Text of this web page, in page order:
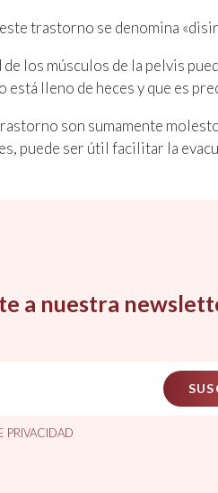
trastorno se denomina
los músculos de la pelvis
está lleno de heces y que es
son sumamente
puede ser útil facilitar la
a nuestra
PRIVACIDAD